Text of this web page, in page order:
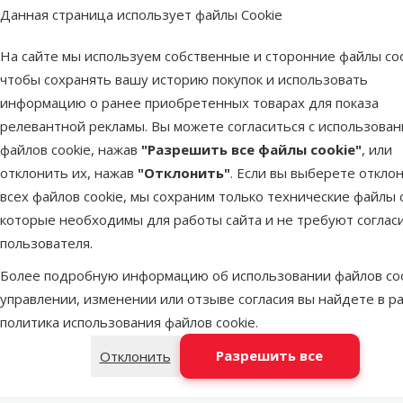
Данная страница использует файлы Cookie
На сайте мы используем собственные и сторонние файлы
чтобы сохранять вашу историю покупок и использовать
информацию о ранее приобретенных товарах для показа
релевантной рекламы. Вы можете согласиться с
файлов cookie, нажав "Разрешить все файлы cookie", или
отклонить их, нажав "Отклонить". Если вы выберете
всех файлов cookie, мы сохраним только технические файлы
которые необходимы для работы сайта и не требуют
пользователя.
Более подробную информацию об использовании файлов
управлении, изменении или отзыве согласия вы найдете в
политика использования файлов cookie.
Отклонить
Разрешить все
Pазмеры: 35-55см/20мм
Материал
Нейлон
Цвет
Бежевый
Тип ошейника
Классический
Длина
55 cm
Бренд
TRIXIE
Номер в каталоге
87316
TRIXIE – лидер в индустрии зоотоваров уже более 50
TRIXIE – один из ведущих брендов зоосегмента в
Широкий и разнообразный ассортимент товаров
В ассортименте бренда представлено более 6 500
Забота о благополучии и комфорте домашних
TRIXIE заботится и об эмоциональном благополучии